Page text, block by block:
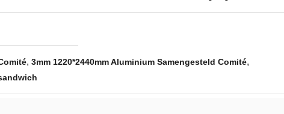
, 3mm 1220*2440mm Aluminium Samengesteld Comité,